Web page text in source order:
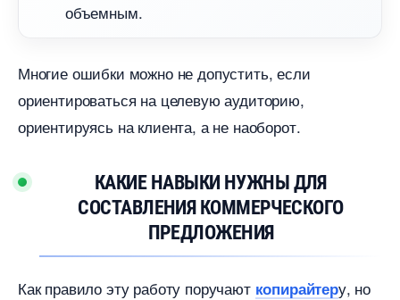
объемным.
Многие ошибки можно не допустить, если
ориентироваться на целевую аудиторию,
ориентируясь на клиента, а не наоборот.
КАКИЕ НАВЫКИ НУЖНЫ ДЛЯ
СОСТАВЛЕНИЯ КОММЕРЧЕСКОГО
ПРЕДЛОЖЕНИЯ
Как правило эту работу поручают копирайтеру, но